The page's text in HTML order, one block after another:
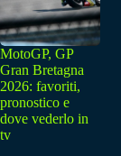
MotoGP, GP
Gran Bretagna
2026: favoriti,
pronostico e
dove vederlo in
tv